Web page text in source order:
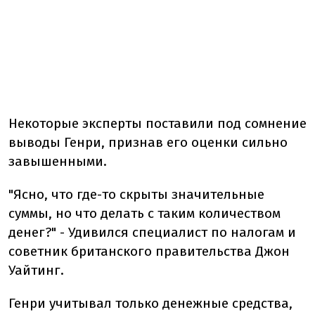
Некоторые эксперты поставили под сомнение
выводы Генри, признав его оценки сильно
завышенными.
"Ясно, что где-то скрыты значительные
суммы, но что делать с таким количеством
денег?" - Удивился специалист по налогам и
советник британского правительства Джон
Уайтинг.
Генри учитывал только денежные средства,